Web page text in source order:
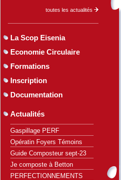
toutes les actualités
La Scop Eisenia
Economie Circulaire
Formations
Inscription
Documentation
Actualités
Gaspillage PERF
Opératin Foyers Témoins
Guide Composteur sept-23
Je composte à Betton
PERFECTIONNEMENTS